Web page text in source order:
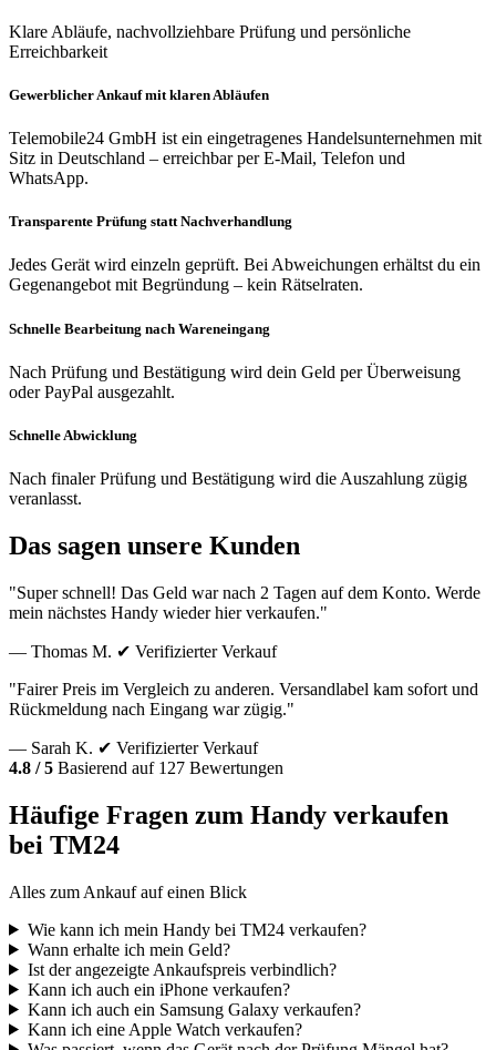
Klare Abläufe, nachvollziehbare Prüfung und persönliche
Erreichbarkeit
Gewerblicher Ankauf mit klaren Abläufen
Telemobile24 GmbH ist ein eingetragenes Handelsunternehmen mit
Sitz in Deutschland – erreichbar per E-Mail, Telefon und
WhatsApp.
Transparente Prüfung statt Nachverhandlung
Jedes Gerät wird einzeln geprüft. Bei Abweichungen erhältst du ein
Gegenangebot mit Begründung – kein Rätselraten.
Schnelle Bearbeitung nach Wareneingang
Nach Prüfung und Bestätigung wird dein Geld per Überweisung
oder PayPal ausgezahlt.
Schnelle Abwicklung
Nach finaler Prüfung und Bestätigung wird die Auszahlung zügig
veranlasst.
Das sagen unsere Kunden
"Super schnell! Das Geld war nach 2 Tagen auf dem Konto. Werde
mein nächstes Handy wieder hier verkaufen."
— Thomas M. ✔ Verifizierter Verkauf
"Fairer Preis im Vergleich zu anderen. Versandlabel kam sofort und
Rückmeldung nach Eingang war zügig."
— Sarah K. ✔ Verifizierter Verkauf
4.8 / 5 Basierend auf 127 Bewertungen
Häufige Fragen zum Handy verkaufen
bei TM24
Alles zum Ankauf auf einen Blick
Wie kann ich mein Handy bei TM24 verkaufen?
Wann erhalte ich mein Geld?
Ist der angezeigte Ankaufspreis verbindlich?
Kann ich auch ein iPhone verkaufen?
Kann ich auch ein Samsung Galaxy verkaufen?
Kann ich eine Apple Watch verkaufen?